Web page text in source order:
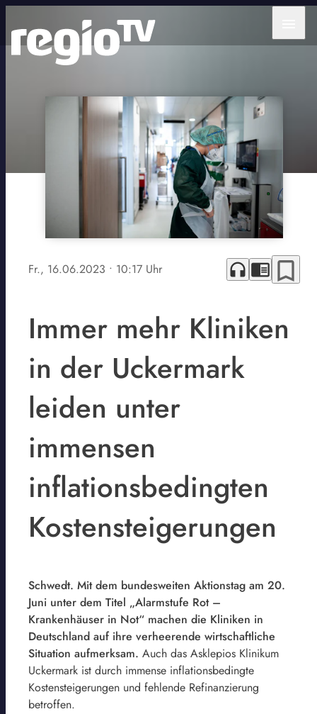
Fr., 16.06.2023 • 10:17 Uhr headphones chrome_reader_mode bookmark_border
Immer mehr Kliniken
in der Uckermark
leiden unter
immensen
inflationsbedingten
Kostensteigerungen
Schwedt. Mit dem bundesweiten Aktionstag am 20.
Juni unter dem Titel „Alarmstufe Rot –
Krankenhäuser in Not“ machen die Kliniken in
Deutschland auf ihre verheerende wirtschaftliche
Situation aufmerksam. Auch das Asklepios Klinikum
Uckermark ist durch immense inflationsbedingte
Kostensteigerungen und fehlende Refinanzierung
betroffen.